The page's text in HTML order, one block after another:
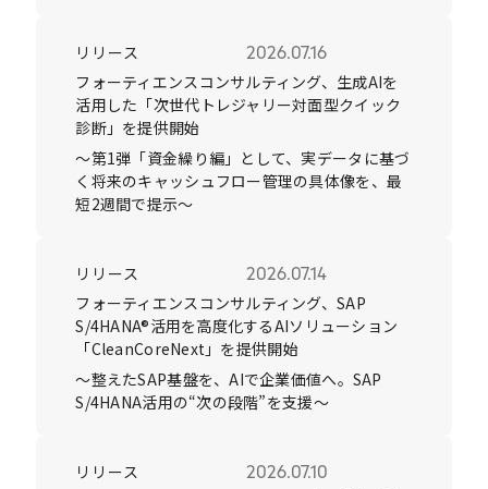
フォーティエンスコンサルティング、生成AIを
活用した「次世代トレジャリー対面型クイック
診断」を提供開始
～第1弾「資金繰り編」として、実データに基づ
く将来のキャッシュフロー管理の具体像を、最
短2週間で提示～
リリース 2026.07.16
フォーティエンスコンサルティング、SAP
S/4HANA®活用を高度化するAIソリューション
「CleanCoreNext」を提供開始
～整えたSAP基盤を、AIで企業価値へ。SAP
S/4HANA活用の“次の段階”を支援～
リリース 2026.07.14
リリース 2026.07.10